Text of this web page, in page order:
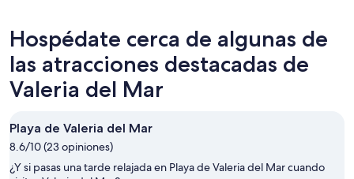
hoy,
ago
-
ago
Mar
mañana
por
noche,
10
ago
-
Valeria
del
Mar
para
próximo
fin
de
semana,
Hospédate cerca de algunas de
las atracciones destacadas de
Valeria del Mar
Playa de Valeria del Mar
8.6/10 (23 opiniones)
¿Y si pasas una tarde relajada en Playa de Valeria del Mar cuando